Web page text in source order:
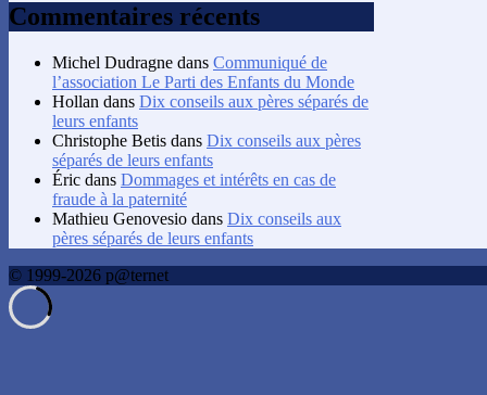
Commentaires récents
Michel Dudragne dans Communiqué de
l’association Le Parti des Enfants du Monde
Hollan dans Dix conseils aux pères séparés de
leurs enfants
Christophe Betis dans Dix conseils aux pères
séparés de leurs enfants
Éric dans Dommages et intérêts en cas de
fraude à la paternité
Mathieu Genovesio dans Dix conseils aux
pères séparés de leurs enfants
© 1999-2026 p@ternet